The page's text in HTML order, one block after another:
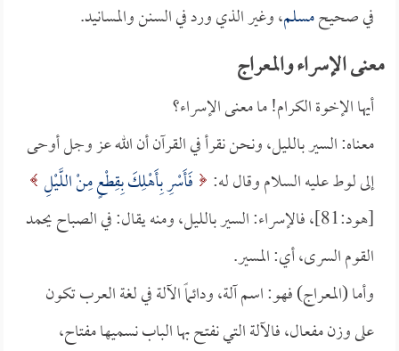
في صحيحمسلم، وغير الذي ورد في السنن والمسانيد.
معنى الإسراء والمعراج
أيها الإخوة الكرام! ما معنى الإسراء؟
معناه: السير بالليل، ونحن نقرأ في القرآن أن الله عز وجل أوحى
إلى لوط عليه السلام وقال له:
فَأَسْرِ بِأَهْلِكَ بِقِطْعٍ مِنْ اللَّيْلِ
[هود:81]، فالإسراء: السير بالليل، ومنه يقال: في الصباح يحمد
القوم السرى، أي: المسير.
وأما (المعراج) فهو: اسم آلة، ودائماً الآلة في لغة العرب تكون
على وزن مفعال، فالآلة التي نفتح بها الباب نسميها مفتاح،